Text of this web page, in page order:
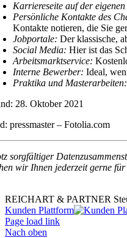
Karriereseite auf der
Persönliche Kontakte des
Kontakte notieren, die Sie
Jobportale: Der klassische,
Social Media: Hier ist das
Arbeitsmarktservice:
Interne Bewerber: Ideal,
Praktika und Masterarbeiten:
28. Oktober 2021
pressmaster – Fotolia.com
sorgfältiger
wir Ihnen jederzeit gerne
REICHART & PARTNER
Kunden Plattform
Page load link
Nach oben